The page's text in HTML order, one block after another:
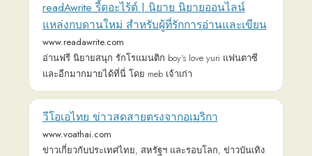
ร่วมพูดคุยแลกเปลี่ยนความคิดเห็นในทุกประเด็น ทั้งบันเทิง
หุ้น ความงาม ท่องเที่ยว รถยนต์ กีฬา โทรศัพท์มือถือ
อาหาร การเมือง ครอบครัว บ้าน วิทยาศาสตร์ สุขภาพ
ธุรกิจ
www.matichon.co.th
ข่าวการเมือง เศรษฐกิจ กีฬา บันเทิง-ศิลปวัฒนธรรม ต่าง
ประเทศ การศึกษา